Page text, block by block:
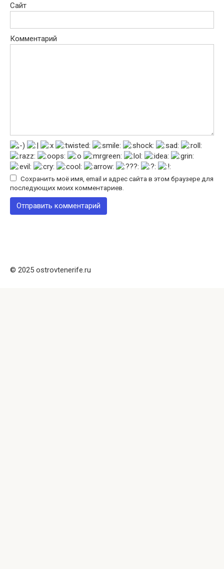
Сайт
Комментарий
Сохранить моё имя, email и адрес сайта в этом браузере для
последующих моих комментариев.
© 2025 ostrovtenerife.ru